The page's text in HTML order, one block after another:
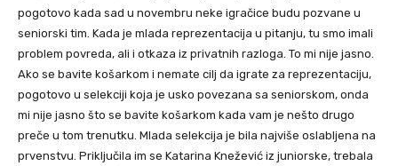
pogotovo kada sad u novembru neke igračice budu pozvane u
seniorski tim. Kada je mlada reprezentacija u pitanju, tu smo imali
problem povreda, ali i otkaza iz privatnih razloga. To mi nije jasno.
Ako se bavite košarkom i nemate cilj da igrate za reprezentaciju,
pogotovo u selekciji koja je usko povezana sa seniorskom, onda
mi nije jasno što se bavite košarkom kada vam je nešto drugo
preče u tom trenutku. Mlada selekcija je bila najviše oslabljena na
prvenstvu. Priključila im se Katarina Knežević iz juniorske, trebala